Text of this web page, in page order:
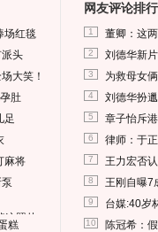
场红毯
头
大笑！
肚
足
麻将
照片
糕
网友评论排行
1 董卿：这
2 刘德华新
3 为救母女
4 刘德华扮
5 章子怡斥
6 律师：于
7 王力宏否
8 王刚自曝7
9 台媒:40岁
10 陈冠希：